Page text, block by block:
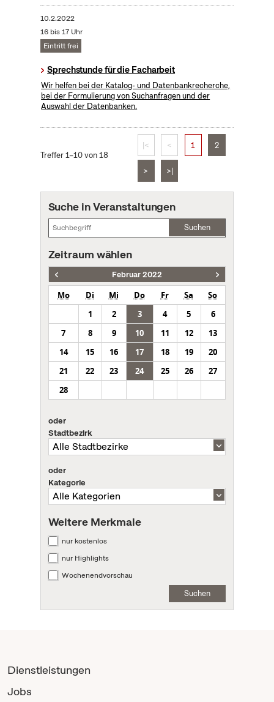
10.2.2022
16 bis 17 Uhr
Eintritt frei
Sprechstunde für die Facharbeit
Wir helfen bei der Katalog- und Datenbankrecherche,
bei der Formulierung von Suchanfragen und der
Auswahl der Datenbanken.
Treffer 1–10 von 18
|< < 1 2
> >|
Suche in Veranstaltungen
Suchen
Zeitraum wählen
Februar 2022
Mo Di Mi Do Fr Sa
So
1
2 3 4 5
6
7
8 9 10 11 12
13
14
15 16 17 18 19
20
21
22 23 24 25 26
27
28
oder
Stadtbezirk
oder
Kategorie
Weitere Merkmale
nur kostenlos
nur Highlights
Wochenendvorschau
Suchen
Dienstleistungen
Jobs